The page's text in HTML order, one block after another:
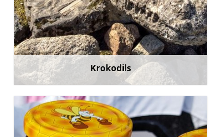
Krokodils
Uzzināt vairāk